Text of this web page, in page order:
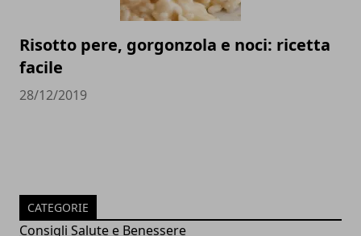
Risotto pere, gorgonzola e noci: ricetta
facile
28/12/2019
CATEGORIE
Consigli Salute e Benessere